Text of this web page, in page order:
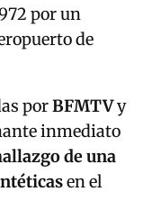
por un
de
porBFMTVy
inmediato
de una
en el